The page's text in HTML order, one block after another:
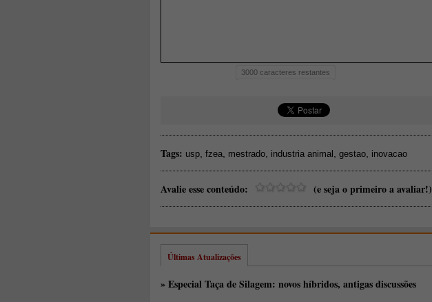
3000 caracteres restantes
Tags: usp fzea mestrado industria animal gestao inovacao
Avalie esse conteúdo: (e seja o primeiro a avaliar!)
Últimas Atualizações
» Especial Taça de Silagem: novos híbridos, antigas discussões